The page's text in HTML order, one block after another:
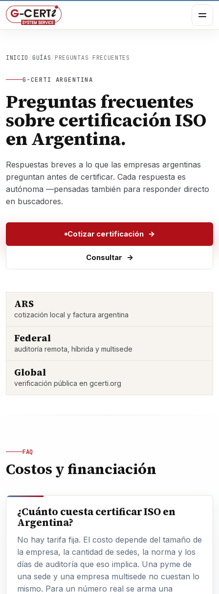
INICIO / GUÍAS / PREGUNTAS FRECUENTES
G-CERTI ARGENTINA
Preguntas frecuentes
sobre certificación ISO
en Argentina.
Respuestas breves a lo que las empresas argentinas
preguntan antes de certificar. Cada respuesta es
autónoma —pensadas también para responder directo
en buscadores.
Cotizar certificación
Consultar
ARS
cotización local y factura argentina
Federal
auditoría remota, híbrida y multisede
Global
verificación pública en gcerti.org
FAQ
Costos y financiación
¿Cuánto cuesta certificar ISO en
Argentina?
No hay tarifa fija. El costo depende del tamaño de
la empresa, la cantidad de sedes, la norma y los
días de auditoría que eso implica. Una pyme de
una sede y una empresa multisede no cuestan lo
mismo. Para un número real se arma una